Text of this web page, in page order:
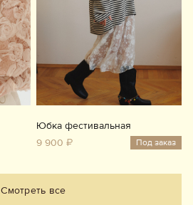
Юбка фестивальная
9 900 ₽
Под заказ
Смотреть все